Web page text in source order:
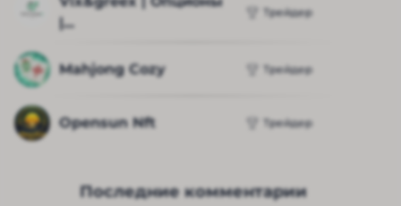
|...
Трейдер
Mahjong Cozy Трейдер
Opensun Nft Трейдер
Последние комментарии